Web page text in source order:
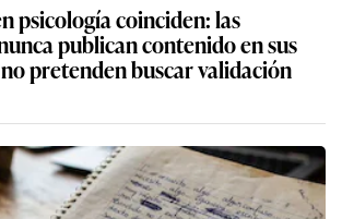
psicología coinciden: las
publican contenido en sus
pretenden buscar validación